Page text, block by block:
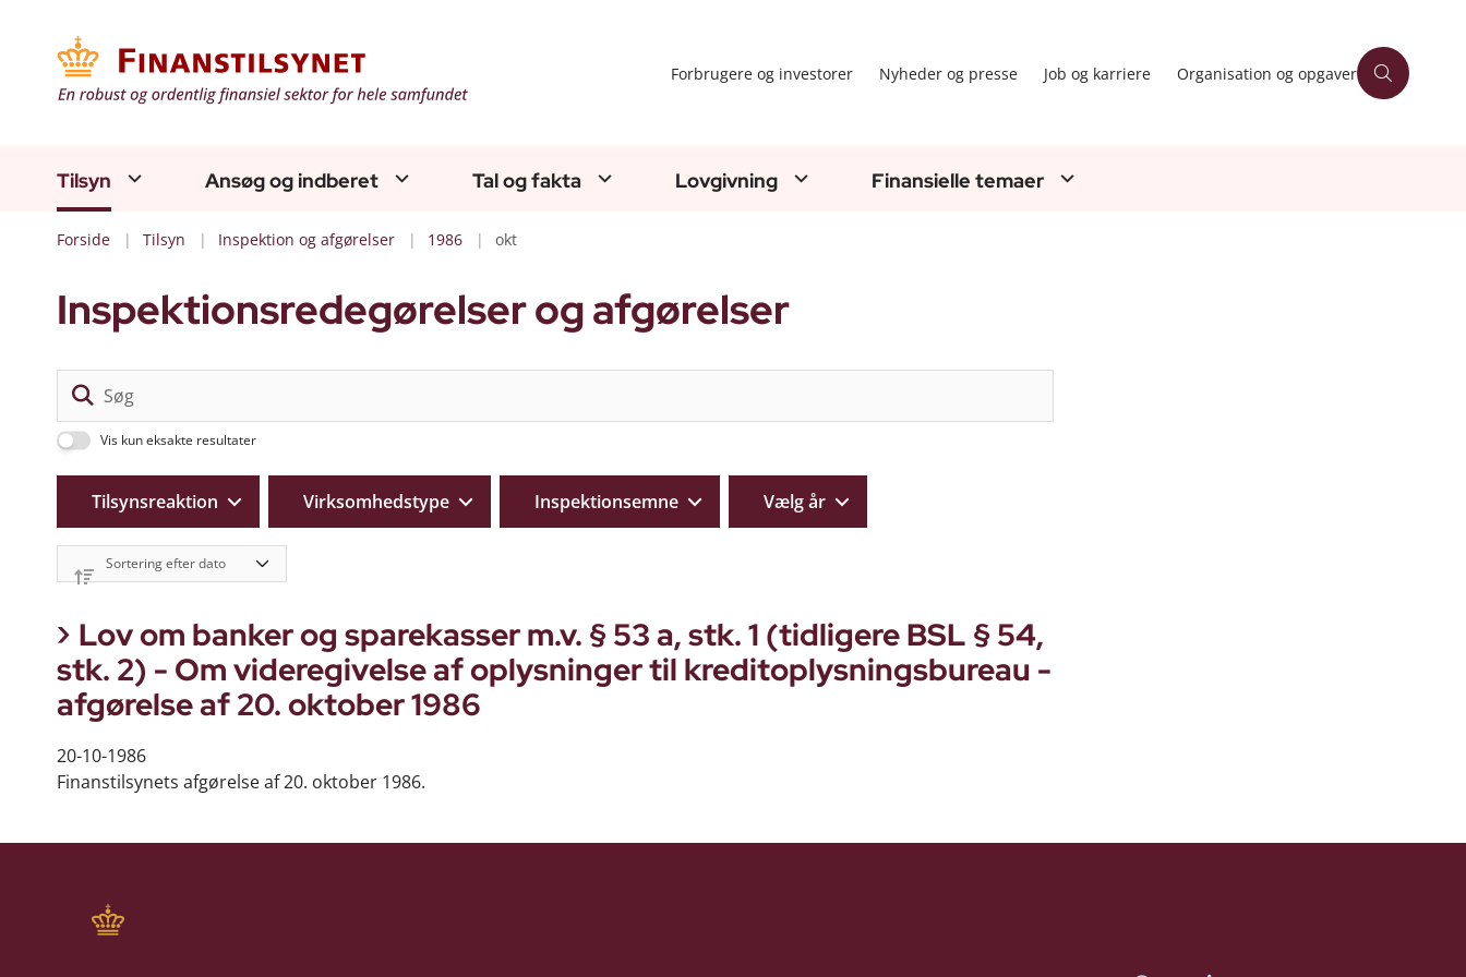
Forbrugere og investorer Nyheder og presse Job og karriere Organisation og opgaver
Tilsyn Ansøg og indberet Tal og fakta Lovgivning Finansielle temaer
Forside Tilsyn Inspektion og afgørelser 1986 okt
Inspektionsredegørelser og afgørelser
Vis kun eksakte resultater
Tilsynsreaktion Virksomhedstype Inspektionsemne Vælg år
Lov om banker og sparekasser m.v. § 53 a, stk. 1 (tidligere BSL § 54,
stk. 2) - Om videregivelse af oplysninger til kreditoplysningsbureau -
afgørelse af 20. oktober 1986
20-10-1986
Finanstilsynets afgørelse af 20. oktober 1986.